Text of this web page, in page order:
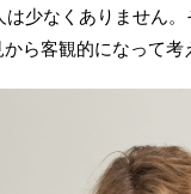
少なくありません
ら客観的になって考